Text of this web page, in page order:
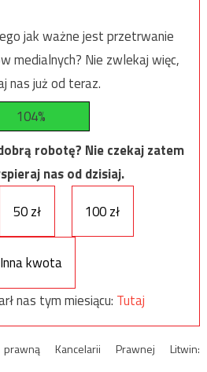
jak ważne jest przetrwanie
medialnych? Nie zwlekaj więc,
nas już od teraz.
104%
robotę? Nie czekaj zatem
nas od dzisiaj.
50 zł 100 zł
Inna kwota
nas tym miesiącu: Tutaj
Kancelarii Prawnej Litwin: